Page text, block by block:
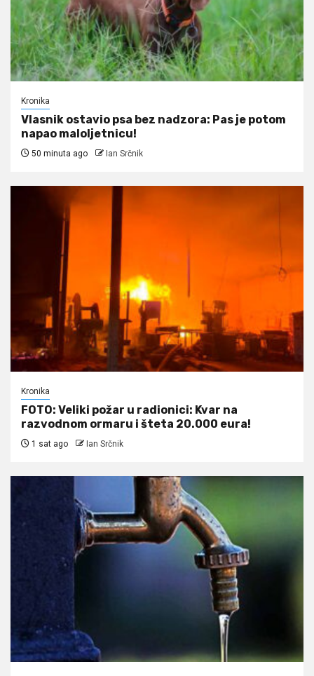
Kronika
Vlasnik ostavio psa bez nadzora: Pas je potom
napao maloljetnicu!
50 minuta ago Ian Srčnik
Kronika
FOTO: Veliki požar u radionici: Kvar na
razvodnom ormaru i šteta 20.000 eura!
1 sat ago Ian Srčnik